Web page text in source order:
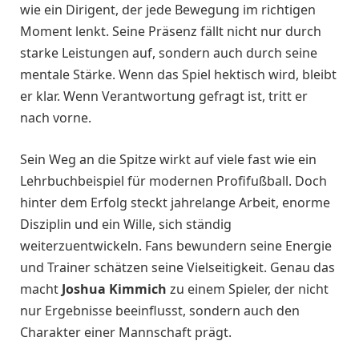
wie ein Dirigent, der jede Bewegung im richtigen
Moment lenkt. Seine Präsenz fällt nicht nur durch
starke Leistungen auf, sondern auch durch seine
mentale Stärke. Wenn das Spiel hektisch wird, bleibt
er klar. Wenn Verantwortung gefragt ist, tritt er
nach vorne.
Sein Weg an die Spitze wirkt auf viele fast wie ein
Lehrbuchbeispiel für modernen Profifußball. Doch
hinter dem Erfolg steckt jahrelange Arbeit, enorme
Disziplin und ein Wille, sich ständig
weiterzuentwickeln. Fans bewundern seine Energie
und Trainer schätzen seine Vielseitigkeit. Genau das
macht Joshua Kimmich zu einem Spieler, der nicht
nur Ergebnisse beeinflusst, sondern auch den
Charakter einer Mannschaft prägt.